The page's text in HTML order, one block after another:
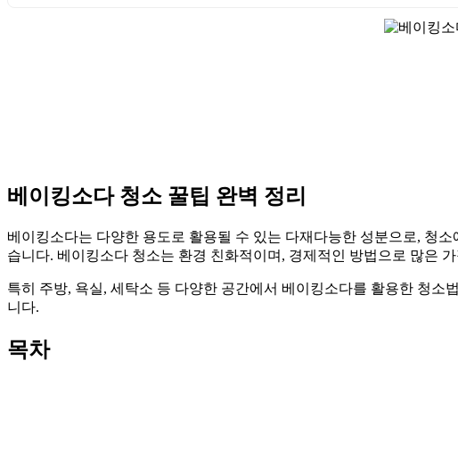
베이킹소다 청소 꿀팁 완벽 정리
베이킹소다는 다양한 용도로 활용될 수 있는 다재다능한 성분으로, 청
습니다. 베이킹소다 청소는 환경 친화적이며, 경제적인 방법으로 많은
특히 주방, 욕실, 세탁소 등 다양한 공간에서 베이킹소다를 활용한 청
니다.
목차